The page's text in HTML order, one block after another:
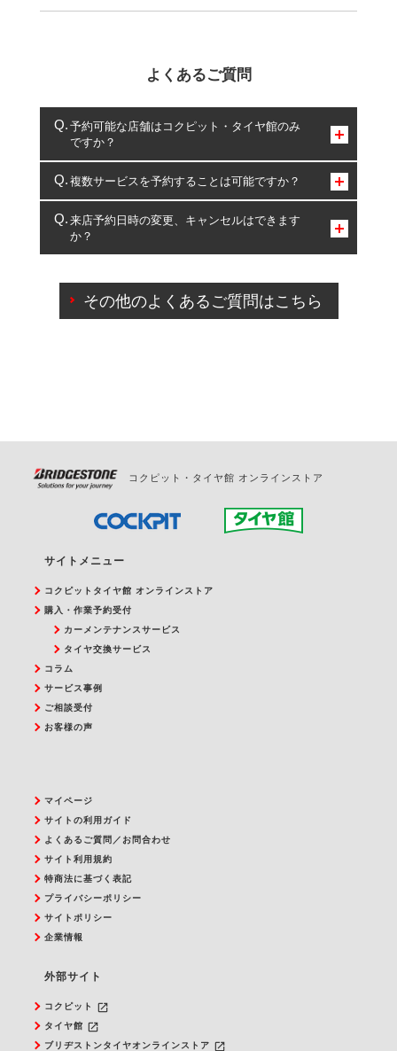
よくあるご質問
予約可能な店舗はコクピット・タイヤ館のみ
ですか？
コクピット・タイヤ館のみとなります。
複数サービスを予約することは可能ですか？
複数サービスのご予約は可能です。
一部の商品・サービスの組み合わせに限り、同時にご予約が
出来ないものもございます。
来店予約日時の変更、キャンセルはできます
か？
ご来店予約日の3営業日前を過ぎている場合のご予約
の日時変更につきましては、直接ご予約の店舗まで
その他のよくあるご質問はこちら
コクピット・タイヤ館 オンラインストア
サイトメニュー
コクピットタイヤ館 オンラインストア
購入・作業予約受付
カーメンテナンスサービス
タイヤ交換サービス
コラム
サービス事例
ご相談受付
お客様の声
マイページ
サイトの利用ガイド
よくあるご質問／お問合わせ
サイト利用規約
特商法に基づく表記
プライバシーポリシー
サイトポリシー
企業情報
外部サイト
コクピット launch
タイヤ館 launch
ブリヂストンタイヤオンラインストア launch